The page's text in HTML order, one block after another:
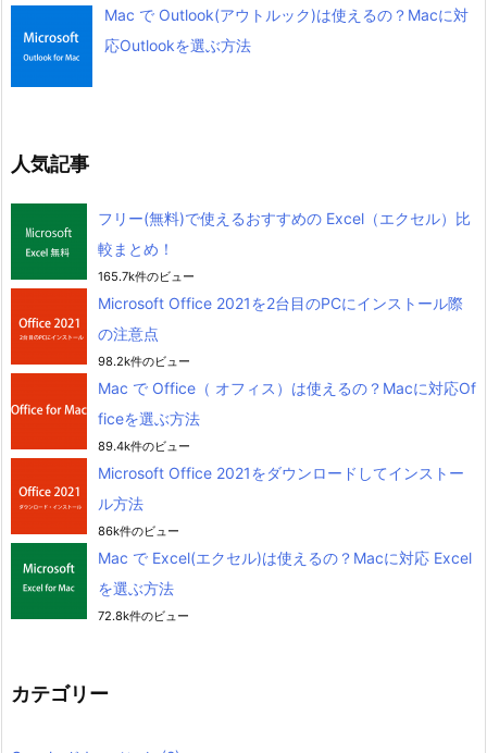
Mac で Outlook(アウトルック)は使えるの？Macに対
応Outlookを選ぶ方法
人気記事
フリー(無料)で使えるおすすめの Excel（エクセル）比
較まとめ！
165.7k件のビュー
Microsoft Office 2021を2台目のPCにインストール際
の注意点
98.2k件のビュー
Mac で Office（ オフィス）は使えるの？Macに対応Of
ficeを選ぶ方法
89.4k件のビュー
Microsoft Office 2021をダウンロードしてインストー
ル方法
86k件のビュー
Mac で Excel(エクセル)は使えるの？Macに対応 Excel
を選ぶ方法
72.8k件のビュー
カテゴリー